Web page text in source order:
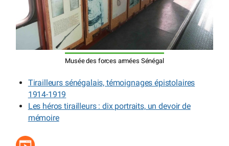
Musée des forces armées Sénégal
Tirailleurs sénégalais, témoignages épistolaires
1914-1919
Les héros tirailleurs : dix portraits, un devoir de
mémoire